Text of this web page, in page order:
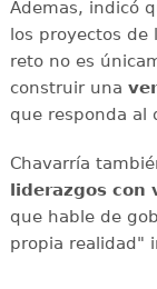
Ademas, indicó
los proyectos de
reto no es
construir una
que responda al
Chavarría
liderazgos con
que hable de
propia realidad"